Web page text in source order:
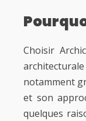
Choisir
notamment
et son
quelques